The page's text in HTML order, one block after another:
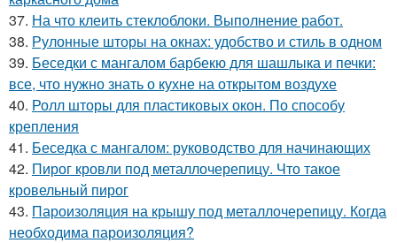
37. На что клеить стеклоблоки. Выполнение работ.
38. Рулонные шторы на окнах: удобство и стиль в одном
39. Беседки с мангалом барбекю для шашлыка и печки:
все, что нужно знать о кухне на открытом воздухе
40. Ролл шторы для пластиковых окон. По способу
крепления
41. Беседка с мангалом: руководство для начинающих
42. Пирог кровли под металлочерепицу. Что такое
кровельный пирог
43. Пароизоляция на крышу под металлочерепицу. Когда
необходима пароизоляция?